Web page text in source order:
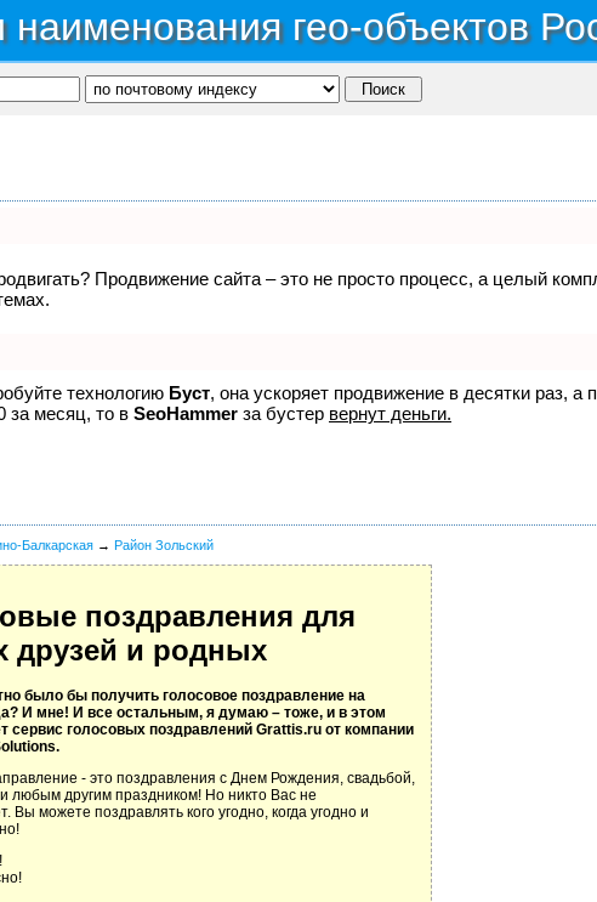
гео-объектов
Продвижение сайта – это не просто процесс, а целый
технологию Буст, она ускоряет продвижение в десятки раз,
за месяц, то в SeoHammer за бустер вернут деньги.
Балкарская → Район Зольский
поздравления для
друзей и родных
было бы получить голосовое поздравление на
И мне! И все остальным, я думаю – тоже, и в этом
сервис голосовых поздравлений Grattis.ru от компании
- это поздравления с Днем Рождения, свадьбой,
любым другим праздником! Но никто Вас не
Вы можете поздравлять кого угодно, когда угодно и